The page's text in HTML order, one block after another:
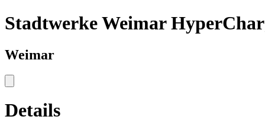
Stadtwerke Weimar
Weimar
Details